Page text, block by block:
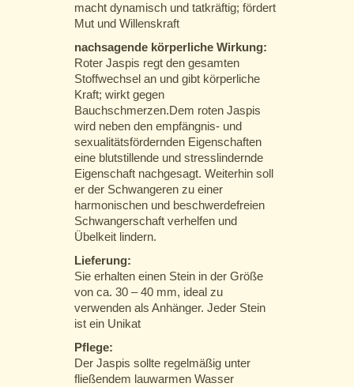
macht dynamisch und tatkräftig; fördert
Mut und Willenskraft
nachsagende körperliche Wirkung:
Roter Jaspis regt den gesamten
Stoffwechsel an und gibt körperliche
Kraft; wirkt gegen
Bauchschmerzen.Dem roten Jaspis
wird neben den empfängnis- und
sexualitätsfördernden Eigenschaften
eine blutstillende und stresslindernde
Eigenschaft nachgesagt. Weiterhin soll
er der Schwangeren zu einer
harmonischen und beschwerdefreien
Schwangerschaft verhelfen und
Übelkeit lindern.
Lieferung:
Sie erhalten einen Stein in der Größe
von ca. 30 – 40 mm, ideal zu
verwenden als Anhänger. Jeder Stein
ist ein Unikat
Pflege:
Der Jaspis sollte regelmäßig unter
fließendem lauwarmen Wasser